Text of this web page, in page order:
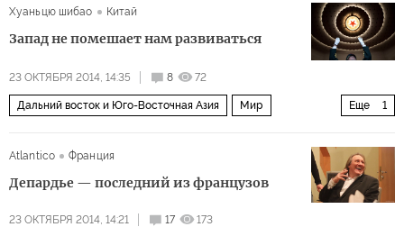
Хуаньцю шибао Китай
Запад не помешает нам развиваться
23 ОКТЯБРЯ 2014, 14:35 8 72
Еще 1
Дальний восток и Юго-Восточная Азия Мир
Atlantico
Франция
Депардье — последний из французов
23 ОКТЯБРЯ 2014, 14:21 17 173